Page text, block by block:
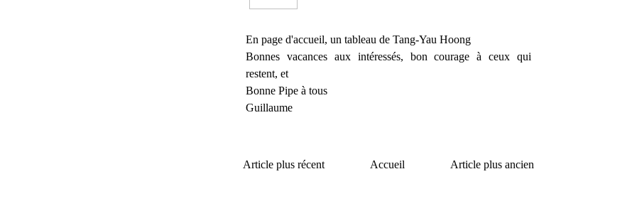
En page d'accueil, un tableau de Tang-Yau Hoong
Bonnes vacances aux intéressés, bon courage à ceux qui
restent, et
Bonne Pipe à tous
Guillaume
Article plus récent Article plus ancien
Accueil